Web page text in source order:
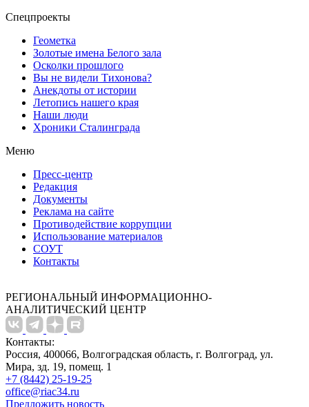
Спецпроекты
Геометка
Золотые имена Белого зала
Осколки прошлого
Вы не видели Тихонова?
Анекдоты от истории
Летопись нашего края
Наши люди
Хроники Сталинграда
Меню
Пресс-центр
Редакция
Документы
Реклама на сайте
Противодействие коррупции
Использование материалов
СОУТ
Контакты
РЕГИОНАЛЬНЫЙ ИНФОРМАЦИОННО-
АНАЛИТИЧЕСКИЙ ЦЕНТР
Контакты:
Россия, 400066, Волгоградская область, г. Волгоград, ул.
Мира, зд. 19, помещ. 1
+7 (8442) 25-19-25
office@riac34.ru
Предложить новость